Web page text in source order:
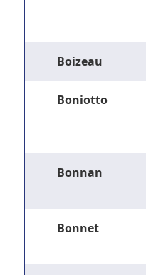
Boizeau
Boniotto
Bonnan
Bonnet